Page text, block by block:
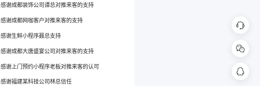
感谢成都装饰公司谭总对推来客的支持
感谢成都网咖客户对推来客的支持
感谢生鲜小程序聂总支持
感谢成都大唐盛宴公司对推来客的支持
感谢上门预约小程序老板对推来客的认可
感谢福建某科技公司林总信任